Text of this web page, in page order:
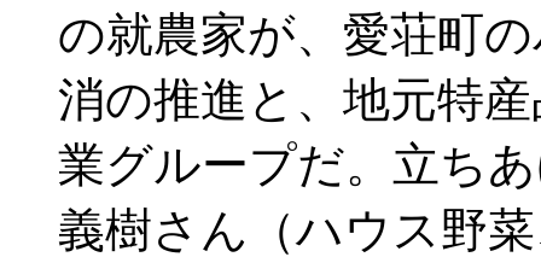
の就農家が、愛荘町
消の推進と、地元特
業グループだ。立ち
義樹さん（ハウス野